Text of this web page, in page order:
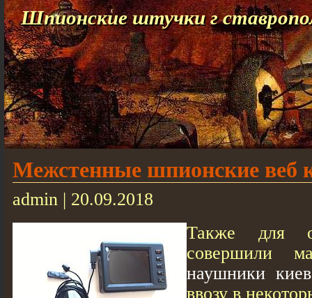
Шпионские штучки г
Межстенные шпионские веб
admin | 20.09.2018
Также для
совершили
наушники киев
ввозу в